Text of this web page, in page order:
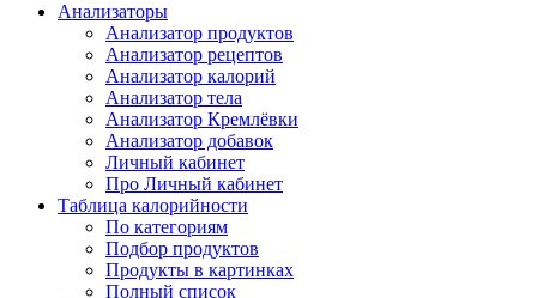
Анализаторы
Анализатор продуктов
Анализатор рецептов
Анализатор калорий
Анализатор тела
Анализатор Кремлёвки
Анализатор добавок
Личный кабинет
Про Личный кабинет
Таблица калорийности
По категориям
Подбор продуктов
Продукты в картинках
Полный список